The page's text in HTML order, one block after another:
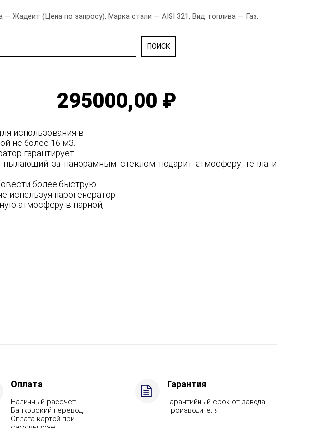
Жадеит (Цена по запросу), Марка стали — AISI 321, Вид топлива — Газ,
295000,00 ₽
использования в
не более 16 м3.
гарантирует
пылающий за панорамным стеклом подарит атмосферу тепла и
более быструю
используя парогенератор.
атмосферу в парной,
Оплата
Наличный рассчет
Банковский перевод
Оплата картой при
Гарантия
Гарантийный срок от завода-
производителя